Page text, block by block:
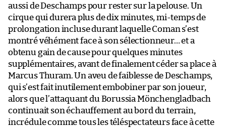
aussi de Deschamps pour rester sur la pelouse. Un
cirque qui durera plus de dix minutes, mi-temps de
prolongation incluse durant laquelle Coman s’est
montré véhément face à son sélectionneur… et a
obtenu gain de cause pour quelques minutes
supplémentaires, avant de finalement céder sa place à
Marcus Thuram. Un aveu de faiblesse de Deschamps,
qui s’est fait inutilement embobiner par son joueur,
alors que l’attaquant du Borussia Mönchengladbach
continuait son échauffement au bord du terrain,
incrédule comme tous les téléspectateurs face à cette